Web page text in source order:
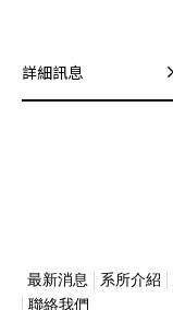
詳細訊息
最新消息 系所介紹
聯絡我們